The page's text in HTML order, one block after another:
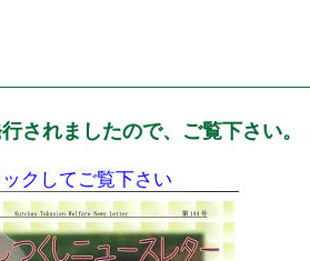
されましたので、ご覧下さい。
クしてご覧下さい